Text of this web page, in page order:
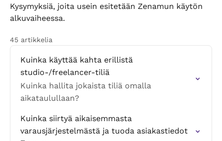
Kysymyksiä, joita usein esitetään Zenamun käytön
alkuvaiheessa.
45 artikkelia
Kuinka käyttää kahta erillistä
studio-/freelancer-tiliä
Kuinka hallita jokaista tiliä omalla
aikataulullaan?
Kuinka siirtyä aikaisemmasta
varausjärjestelmästä ja tuoda asiakastiedot